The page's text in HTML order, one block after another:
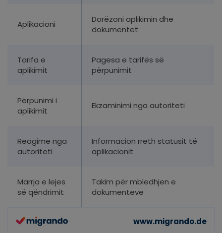
Aplikacioni
Dorëzoni aplikimin dhe
dokumentet
Tarifa e
aplikimit
Pagesa e tarifës së
përpunimit
Përpunimi i
aplikimit
Ekzaminimi nga autoriteti
Reagime nga
autoriteti
Informacion rreth statusit të
aplikacionit
Marrja e lejes
së qëndrimit
Takim për mbledhjen e
dokumenteve